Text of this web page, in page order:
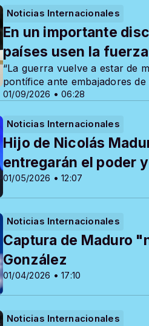
Noticias Internacionales
01/09/2026 • 06:28
En un importante
países usen la
“La guerra vuelve a estar de
pontífice ante embajadores
Noticias Internacionales
01/05/2026 • 12:07
Hijo de Nicolás
entregarán el poder
Noticias Internacionales
01/04/2026 • 17:10
Captura de Maduro
González
Noticias Internacionales